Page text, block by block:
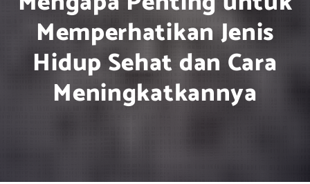
Memperhatikan Jenis
Hidup Sehat dan Cara
Meningkatkannya